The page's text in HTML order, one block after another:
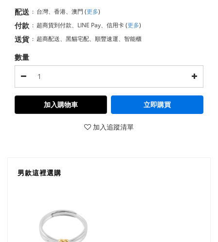
配送 : 台灣、香港、澳門 (更多)
付款 : 超商貨到付款、LINE Pay、信用卡(更多)
送貨 : 超商配送、黑貓宅配、順豐速運、智能櫃
數量
加入購物車 立即購買
加入追蹤清單
男款這裡選購